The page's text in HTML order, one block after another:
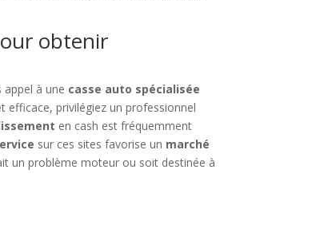
obtenir
à une casse auto spécialisée
efficace, privilégiez un professionnel
en cash est fréquemment
sur ces sites favorise un marché
un problème moteur ou soit destinée à